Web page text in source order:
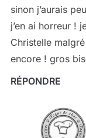
sinon j’aurais
j’en ai horreur !
Christelle
encore ! gros
RÉPONDRE